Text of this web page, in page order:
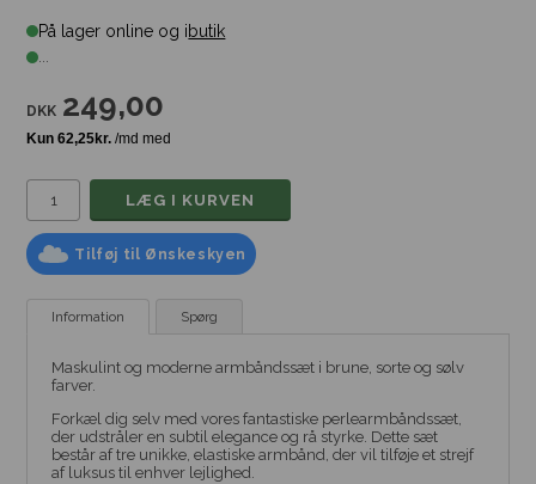
På lager online og ibutik
...
DKK 249,00
Tilføj til Ønskeskyen
Information Spørg
Maskulint og moderne armbåndssæt i brune, sorte og sølv
farver.
Forkæl dig selv med vores fantastiske perlearmbåndssæt,
der udstråler en subtil elegance og rå styrke. Dette sæt
består af tre unikke, elastiske armbånd, der vil tilføje et strejf
af luksus til enhver lejlighed.